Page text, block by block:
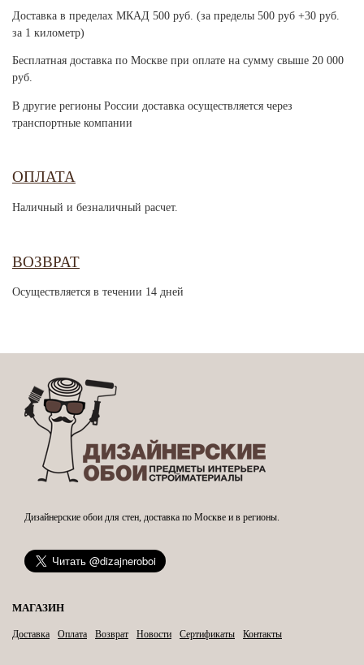
Доставка в пределах МКАД 500 руб. (за пределы 500 руб +30 руб.
за 1 километр)
Бесплатная доставка по Москве при оплате на сумму свыше 20 000
руб.
В другие регионы России доставка осуществляется через
транспортные компании
ОПЛАТА
Наличный и безналичный расчет.
ВОЗВРАТ
Осуществляется в течении 14 дней
Дизайнерские обои для стен, доставка по Москве и в регионы.
МАГАЗИН
Доставка Оплата Возврат Новости Сертификаты Контакты